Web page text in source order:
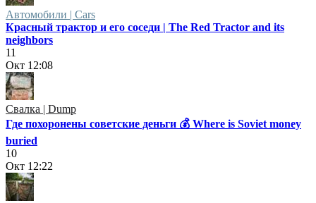
Автомобили | Cars
Красный трактор и его соседи | The Red Tractor and its
neighbors
11
Окт 12:08
Свалка | Dump
Где похоронены советские деньги 💰 Where is Soviet money
buried
10
Окт 12:22